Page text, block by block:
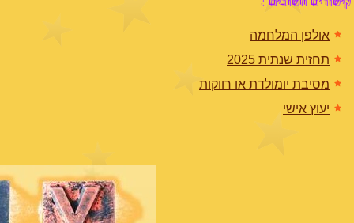
אולפן המלחמה
תחזית שנתית 2025
מסיבת יומולדת או רווקות
יעוץ אישי